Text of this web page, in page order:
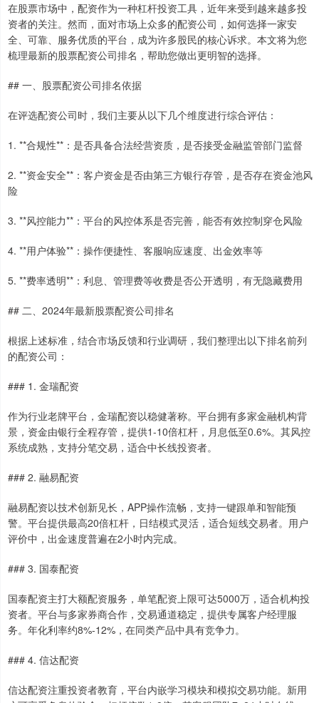
在股票市场中，配资作为一种杠杆投资工具，近年来受到越来越多投
资者的关注。然而，面对市场上众多的配资公司，如何选择一家安
全、可靠、服务优质的平台，成为许多股民的核心诉求。本文将为您
梳理最新的股票配资公司排名，帮助您做出更明智的选择。
## 一、股票配资公司排名依据
在评选配资公司时，我们主要从以下几个维度进行综合评估：
1. **合规性**：是否具备合法经营资质，是否接受金融监管部门监督
2. **资金安全**：客户资金是否由第三方银行存管，是否存在资金池风
险
3. **风控能力**：平台的风控体系是否完善，能否有效控制穿仓风险
4. **用户体验**：操作便捷性、客服响应速度、出金效率等
5. **费率透明**：利息、管理费等收费是否公开透明，有无隐藏费用
## 二、2024年最新股票配资公司排名
根据上述标准，结合市场反馈和行业调研，我们整理出以下排名前列
的配资公司：
### 1. 金瑞配资
作为行业老牌平台，金瑞配资以稳健著称。平台拥有多家金融机构背
景，资金由银行全程存管，提供1-10倍杠杆，月息低至0.6%。其风控
系统成熟，支持分笔交易，适合中长线投资者。
### 2. 融易配资
融易配资以技术创新见长，APP操作流畅，支持一键跟单和智能预
警。平台提供最高20倍杠杆，日结模式灵活，适合短线交易者。用户
评价中，出金速度普遍在2小时内完成。
### 3. 国泰配资
国泰配资主打大额配资服务，单笔配资上限可达5000万，适合机构投
资者。平台与多家券商合作，交易通道稳定，提供专属客户经理服
务。年化利率约8%-12%，在同类产品中具有竞争力。
### 4. 信达配资
信达配资注重投资者教育，平台内嵌学习模块和模拟交易功能。新用